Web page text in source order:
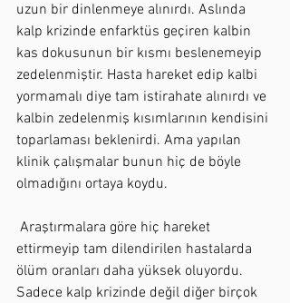
uzun bir dinlenmeye alınırdı. Aslında
kalp krizinde enfarktüs geçiren kalbin
kas dokusunun bir kısmı beslenemeyip
zedelenmiştir. Hasta hareket edip kalbi
yormamalı diye tam istirahate alınırdı ve
kalbin zedelenmiş kısımlarının kendisini
toparlaması beklenirdi. Ama yapılan
klinik çalışmalar bunun hiç de böyle
olmadığını ortaya koydu.
ettirmeyip tam dilendirilen hastalarda
ölüm oranları daha yüksek oluyordu.
Sadece kalp krizinde değil diğer birçok